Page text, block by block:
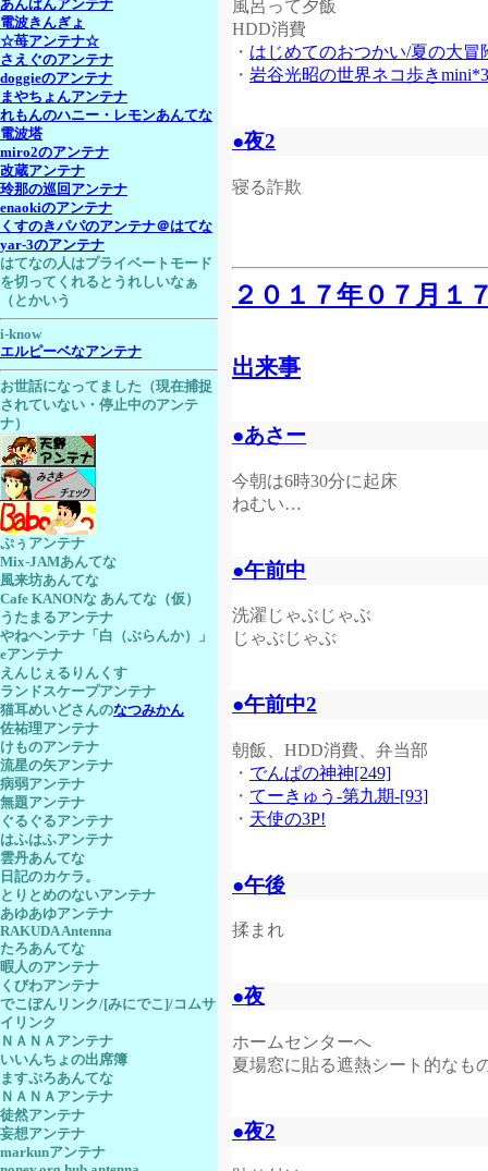
風呂って夕飯
HDD消費
・ はじめてのおつかい/夏の大冒
・ 岩谷光昭の世界ネコ歩きmini*3
●夜2
寝る詐欺
２０１７年０７月１
出来事
●あさー
今朝は6時30分に起床
ねむい…
●午前中
洗濯じゃぶじゃぶ
じゃぶじゃぶ
●午前中2
朝飯、HDD消費、弁当部
・ でんぱの神神[249]
・ てーきゅう-第九期-[93]
・ 天使の3P!
●午後
揉まれ
●夜
ホームセンターへ
夏場窓に貼る遮熱シート的なも
●夜2
あんぱんアンテナ
電波きんぎょ
☆苺アンテナ☆
さえぐのアンテナ
doggieのアンテナ
まやちょんアンテナ
れもんのハニー・レモンあんてな
電波塔
miro2のアンテナ
改蔵アンテナ
玲那の巡回アンテナ
enaokiのアンテナ
くすのきパパのアンテナ＠はてな
yar-3のアンテナ
はてなの人はプライベートモード
を切ってくれるとうれしいなぁ
（とかいう
i-know
エルピーベなアンテナ
お世話になってました（現在捕捉
されていない・停止中のアンテ
ナ）
ぷぅアンテナ
Mix-JAMあんてな
風来坊あんてな
Cafe KANONな あんてな（仮）
うたまるアンテナ
やねヘンテナ「白（ぶらんか）」
eアンテナ
えんじぇるりんくす
ランドスケープアンテナ
猫耳めいどさんのなつみかん
佐祐理アンテナ
けものアンテナ
流星の矢アンテナ
病弱アンテナ
無題アンテナ
ぐるぐるアンテナ
はふはふアンテナ
雲丹あんてな
日記のカケラ。
とりとめのないアンテナ
あゆあゆアンテナ
RAKUDA Antenna
たろあんてな
暇人のアンテナ
くびわアンテナ
でこぽんリンク/[みにでこ]/コムサ
イリンク
ＮＡＮＡアンテナ
いいんちょの出席簿
ますぷろあんてな
ＮＡＮＡアンテナ
徒然アンテナ
妄想アンテナ
markunアンテナ